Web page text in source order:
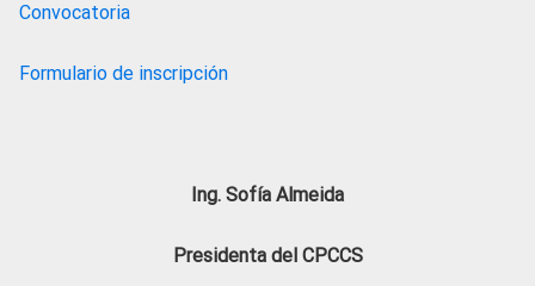
Convocatoria
Formulario de inscripción
Ing. Sofía Almeida
Presidenta del CPCCS